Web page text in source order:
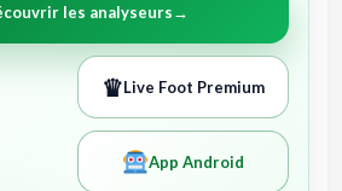
les analyseurs→
♛Live Foot Premium
App Android